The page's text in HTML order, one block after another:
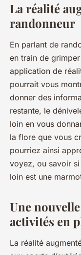
La réalité
randonneur
En parlant de
en train de
application de
pourrait vous
donner des
restante, le
loin en vous
la flore que vous
pourriez ainsi
voyez, ou savoir si
loin est une
Une
activités en
La réalité